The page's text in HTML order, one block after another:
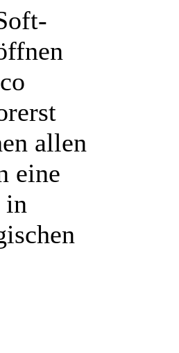
allen
eine
in